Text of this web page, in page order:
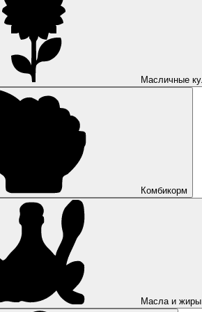
Масличные
Комбикорм
Масла и жиры